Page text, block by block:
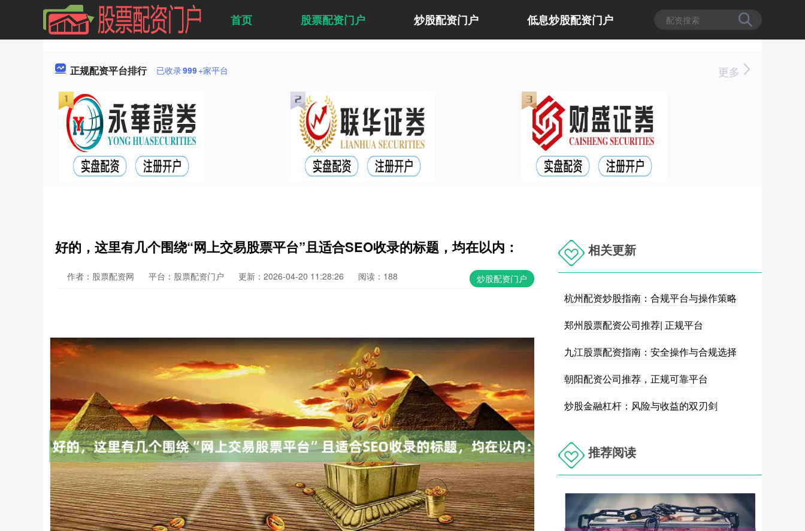
首页 股票配资门户 炒股配资门户 低息炒股配资门户
正规配资平台排行 已收录999+家平台 更多
好的，这里有几个围绕“网上交易股票平台”且适合SEO收录的标题，均在以内：
炒股配资门户
作者：股票配资网 平台：股票配资门户 更新：2026-04-20 11:28:26 阅读：188
相关更新
杭州配资炒股指南：合规平台与操作策略
郑州股票配资公司推荐| 正规平台
九江股票配资指南：安全操作与合规选择
朝阳配资公司推荐，正规可靠平台
炒股金融杠杆：风险与收益的双刃剑
推荐阅读